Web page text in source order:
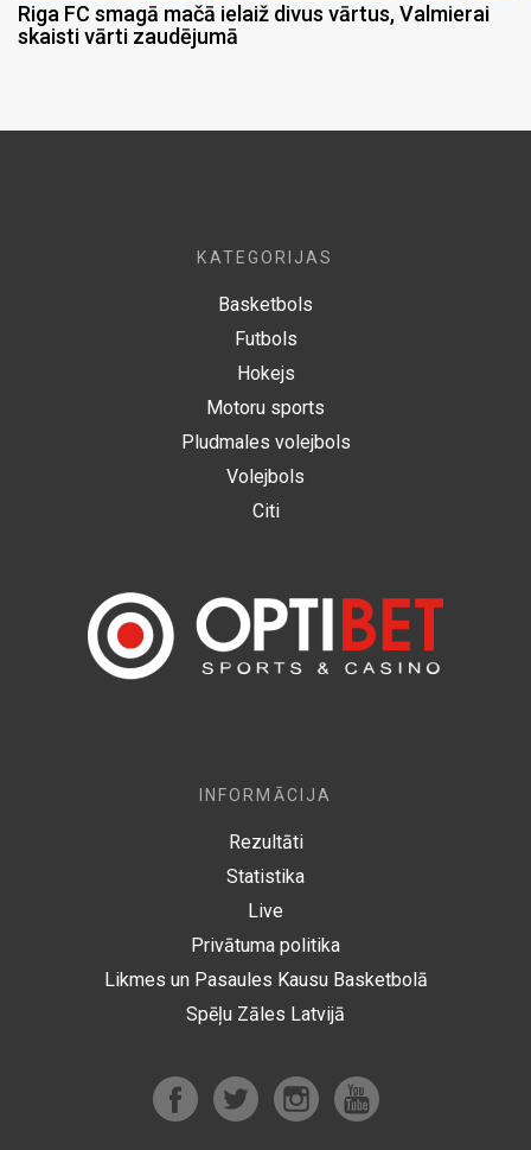
Riga FC smagā mačā ielaiž divus vārtus, Valmierai
skaisti vārti zaudējumā
KATEGORIJAS
Basketbols
Futbols
Hokejs
Motoru sports
Pludmales volejbols
Volejbols
Citi
INFORMĀCIJA
Rezultāti
Statistika
Live
Privātuma politika
Likmes un Pasaules Kausu Basketbolā
Spēļu Zāles Latvijā